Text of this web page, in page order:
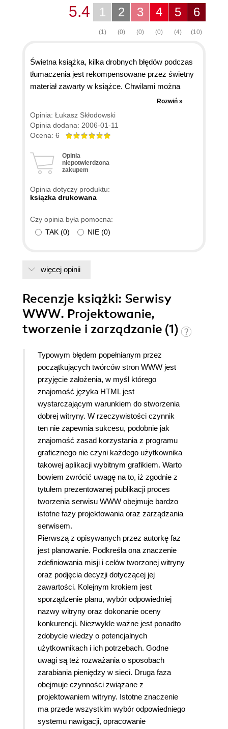
6
(10)
5
(4)
4
(0)
3
(0)
2
(0)
1
(1)
5.4
Świetna książka, kilka drobnych błędów podczas
tłumaczenia jest rekompensowane przez świetny
materiał zawarty w książce. Chwilami można
mieć wrażenie, że niektóre informacje są trochę
nie aktualne ale ogromna większość materiału jest
naprawdę świetna. Co więcej; książka jest bardzo
ciekawie napisana przez co bardzo przyjemnie się
Rozwiń »
Opinia: Łukasz Skłodowski
Opinia dodana: 2006-01-11
Ocena: 6
Opinia
niepotwierdzona
zakupem
Opinia dotyczy produktu:
ksiązka drukowana
Czy opinia była pomocna:
TAK (0) NIE (0)
więcej opinii
Recenzje książki: Serwisy
WWW. Projektowanie,
tworzenie i zarządzanie (1)
Typowym błędem popełnianym przez
początkujących twórców stron WWW jest
przyjęcie założenia, w myśl którego
znajomość języka HTML jest
wystarczającym warunkiem do stworzenia
dobrej witryny. W rzeczywistości czynnik
ten nie zapewnia sukcesu, podobnie jak
znajomość zasad korzystania z programu
graficznego nie czyni każdego użytkownika
takowej aplikacji wybitnym grafikiem. Warto
bowiem zwrócić uwagę na to, iż zgodnie z
tytułem prezentowanej publikacji proces
tworzenia serwisu WWW obejmuje bardzo
istotne fazy projektowania oraz zarządzania
serwisem.
Pierwszą z opisywanych przez autorkę faz
jest planowanie. Podkreśla ona znaczenie
zdefiniowania misji i celów tworzonej witryny
oraz podjęcia decyzji dotyczącej jej
zawartości. Kolejnym krokiem jest
sporządzenie planu, wybór odpowiedniej
nazwy witryny oraz dokonanie oceny
konkurencji. Niezwykle ważne jest ponadto
zdobycie wiedzy o potencjalnych
użytkownikach i ich potrzebach. Godne
uwagi są też rozważania o sposobach
zarabiania pieniędzy w sieci. Druga faza
obejmuje czynności związane z
projektowaniem witryny. Istotne znaczenie
ma przede wszystkim wybór odpowiedniego
systemu nawigacji, opracowanie